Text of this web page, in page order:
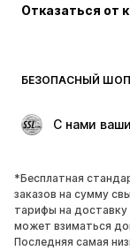
Отказаться от
БЕЗОПАСНЫЙ
С нами
*Бесплатная
заказов на сумму
тарифы на
может взиматься
Последняя самая